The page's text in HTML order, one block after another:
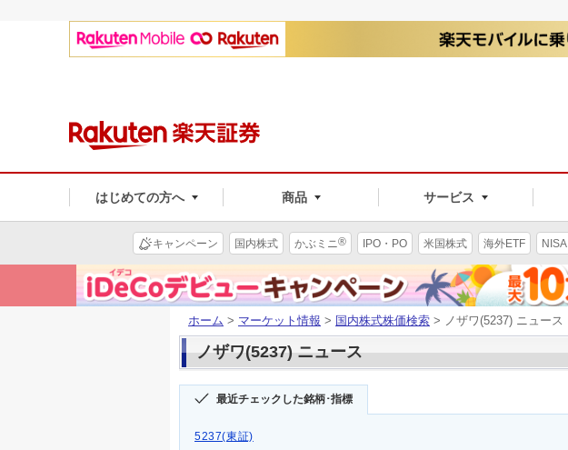
はじめての方へ 商品 サービス
キャンペーン 国内株式 かぶミニ® IPO・PO 米国株式 海外ETF NISA
ホーム > マーケット情報 > 国内株式株価検索 > ノザワ(5237) ニュース
ノザワ(5237) ニュース
最近チェックした銘柄･指標
5237(東証)